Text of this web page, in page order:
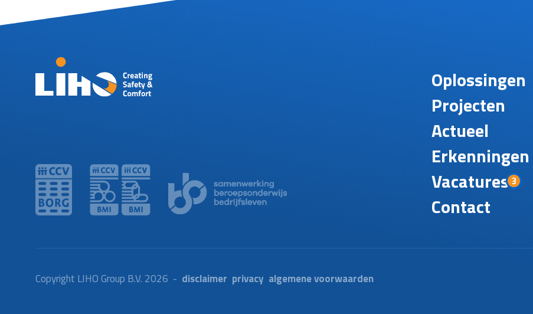
Oplossingen
Projecten
Actueel
Erkenningen
Vacatures 3
Contact
Copyright LIHO Group B.V. 2026 - disclaimer privacy algemene voorwaarden